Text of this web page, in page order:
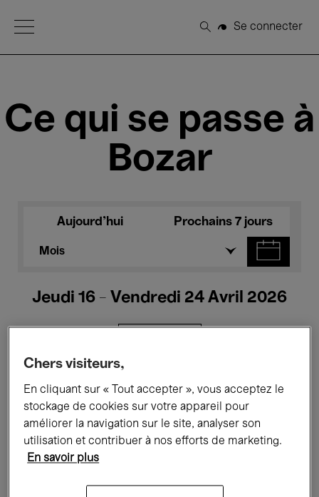
Open Menu
Rechercher
Se connecter
Ce qui se passe à
Bozar
Aujourd'hui Prochains 7 jours
Mois
Jeudi 16 - Vendredi 24 Avril 2026
Tous les événements Concerts
Expositions Performances
Rencontres & Débats
Musique classique Global Music
Chers visiteurs,
En cliquant sur « Tout accepter », vous acceptez le
stockage de cookies sur votre appareil pour
améliorer la navigation sur le site, analyser son
utilisation et contribuer à nos efforts de marketing.
En savoir plus